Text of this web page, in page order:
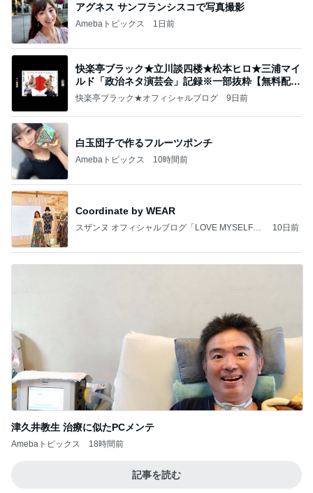
アグネス サンフランシスコで写真撮影
Amebaトピックス 1日前
快楽亭ブラック★立川談四楼★松本ヒロ★三浦マイ
ルド「政治ネタ演芸会」記録※一部抜粋【無料配
信】
快楽亭ブラック★オフィシャルブログ 9日前
白玉団子で作るフルーツポンチ
Amebaトピックス 10時間前
Coordinate by WEAR
スザンヌ オフィシャルブログ「LOVE MYSELF」
10日前
津久井教生 治療に似たPCメンテ
Amebaトピックス 18時間前
記事を読む